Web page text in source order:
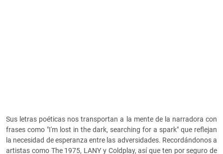
Sus letras poéticas nos transportan a la mente de la narradora con
frases como "I'm lost in the dark, searching for a spark" que reflejan
la necesidad de esperanza entre las adversidades. Recordándonos a
artistas como The 1975, LANY y Coldplay, así que ten por seguro de